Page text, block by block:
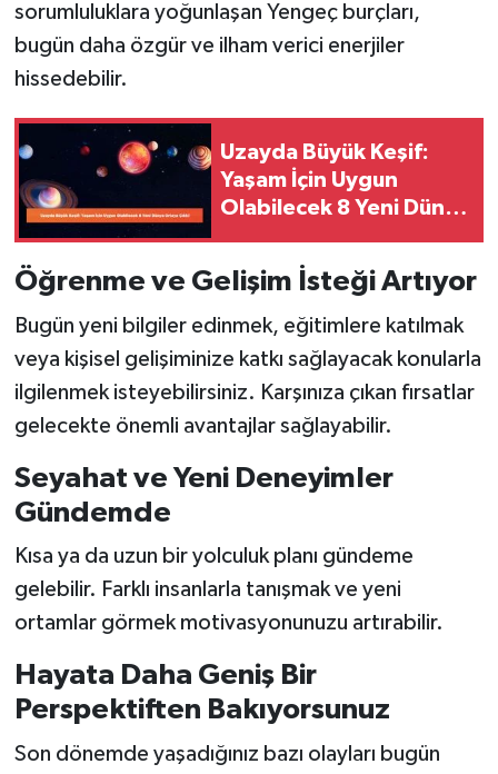
sorumluluklara yoğunlaşan Yengeç burçları,
bugün daha özgür ve ilham verici enerjiler
hissedebilir.
Uzayda Büyük Keşif:
Yaşam İçin Uygun
Olabilecek 8 Yeni Dünya
Öğrenme ve Gelişim İsteği Artıyor
Bugün yeni bilgiler edinmek, eğitimlere katılmak
veya kişisel gelişiminize katkı sağlayacak konularla
ilgilenmek isteyebilirsiniz. Karşınıza çıkan fırsatlar
gelecekte önemli avantajlar sağlayabilir.
Seyahat ve Yeni Deneyimler
Gündemde
Kısa ya da uzun bir yolculuk planı gündeme
gelebilir. Farklı insanlarla tanışmak ve yeni
ortamlar görmek motivasyonunuzu artırabilir.
Hayata Daha Geniş Bir
Perspektiften Bakıyorsunuz
Son dönemde yaşadığınız bazı olayları bugün